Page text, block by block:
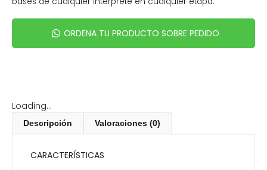
ORDENA TU PRODUCTO SOBRE PEDIDO
Loading...
Descripción Valoraciones (0)
CARACTERÍSTICAS